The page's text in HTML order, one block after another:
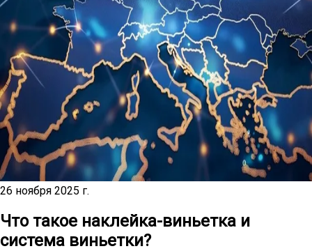
26 ноября 2025 г.
Что такое наклейка-виньетка и
система виньетки?